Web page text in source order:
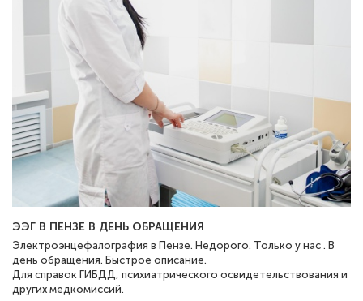
ЭЭГ В ПЕНЗЕ В ДЕНЬ ОБРАЩЕНИЯ
Электроэнцефалография в Пензе. Недорого. Только у нас . В
день обращения. Быстрое описание.
Для справок ГИБДД, психиатрического освидетельствования и
других медкомиссий.